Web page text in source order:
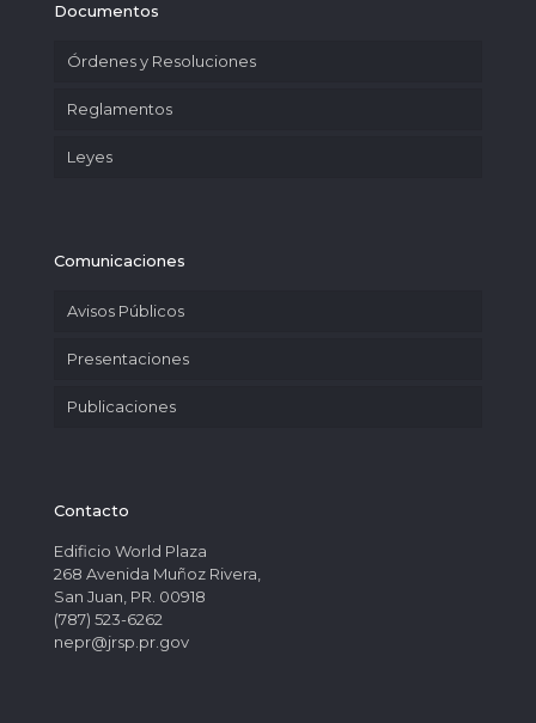
Documentos
Órdenes y Resoluciones
Reglamentos
Leyes
Comunicaciones
Avisos Públicos
Presentaciones
Publicaciones
Contacto
Edificio World Plaza
268 Avenida Muñoz Rivera,
San Juan, PR. 00918
(787) 523-6262
nepr@jrsp.pr.gov